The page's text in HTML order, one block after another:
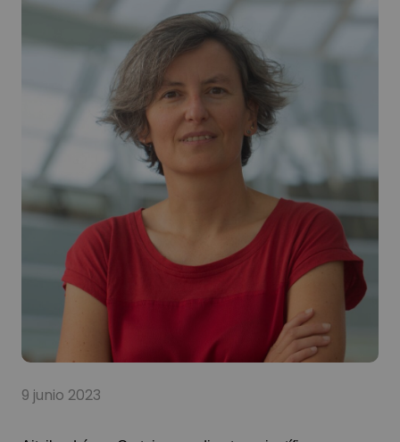
9 junio 2023